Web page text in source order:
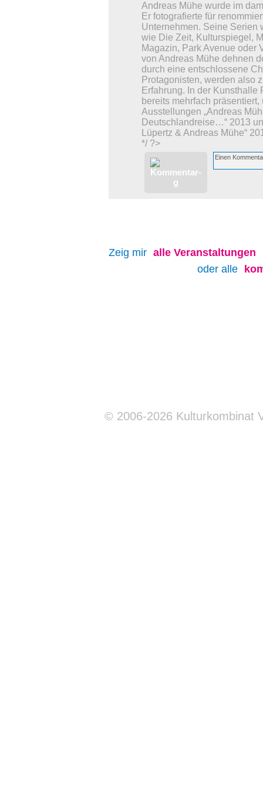
Andreas Mühe wurde im
Er fotografierte für
Unternehmen. Seine Serien
wie Die Zeit, Kulturspiegel,
Magazin, Park Avenue oder
von Andreas Mühe dehnen
durch eine entschlossene
Protagonisten, werden also
Erfahrung. In der
bereits mehrfach
Ausstellungen „Andreas
Deutschlandreise…“ 2013
Lüpertz & Andreas Mühe“
*/ ?>
Zeig mir alle Veranstaltungen
oder alle
© 2006-2026